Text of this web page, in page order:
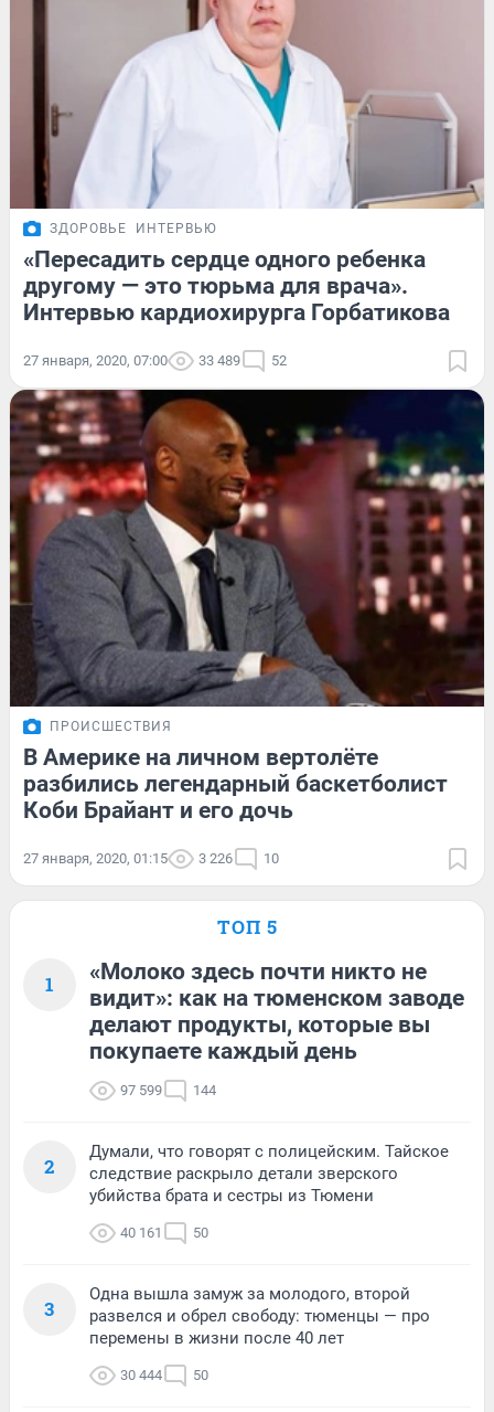
ЗДОРОВЬЕ ИНТЕРВЬЮ
«Пересадить сердце одного ребенка
другому — это тюрьма для врача».
Интервью кардиохирурга Горбатикова
27 января, 2020, 07:00 33 489 52
ПРОИСШЕСТВИЯ
В Америке на личном вертолёте
разбились легендарный баскетболист
Коби Брайант и его дочь
27 января, 2020, 01:15 3 226 10
ТОП 5
1
«Молоко здесь почти никто не
видит»: как на тюменском заводе
делают продукты, которые вы
покупаете каждый день
97 599 144
2
Думали, что говорят с полицейским. Тайское
следствие раскрыло детали зверского
убийства брата и сестры из Тюмени
40 161 50
3
Одна вышла замуж за молодого, второй
развелся и обрел свободу: тюменцы — про
перемены в жизни после 40 лет
30 444 50